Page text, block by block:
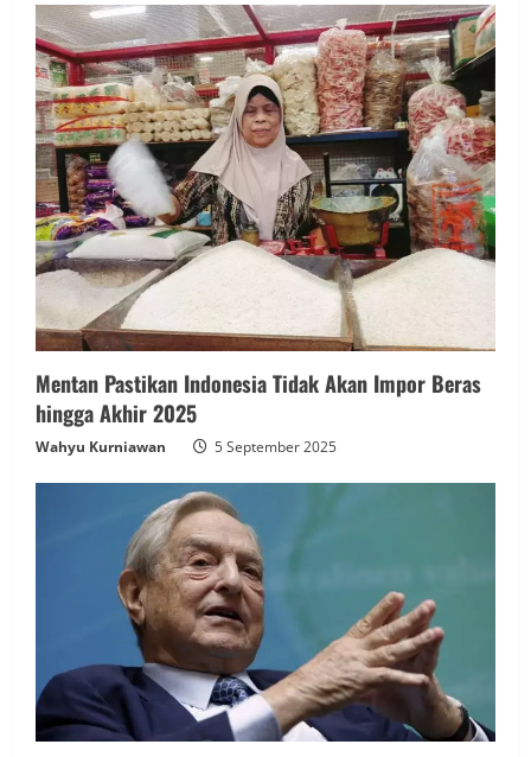
Mentan Pastikan Indonesia Tidak Akan Impor Beras
hingga Akhir 2025
Wahyu Kurniawan 5 September 2025